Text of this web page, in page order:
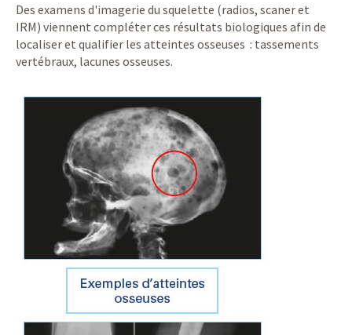
Des examens d'imagerie du squelette (radios, scaner et
IRM) viennent compléter ces résultats biologiques afin de
localiser et qualifier les atteintes osseuses : tassements
vertébraux, lacunes osseuses.